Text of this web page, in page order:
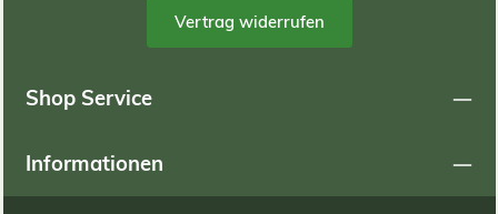
Vertrag widerrufen
Shop Service
Informationen